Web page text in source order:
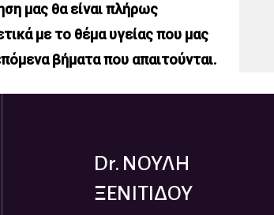
μας θα είναι πλήρως
με το θέμα υγείας που μας
βήματα που απαιτούνται.
Dr. ΝΟΥΛΗ
ΞΕΝΙΤΙΔΟΥ